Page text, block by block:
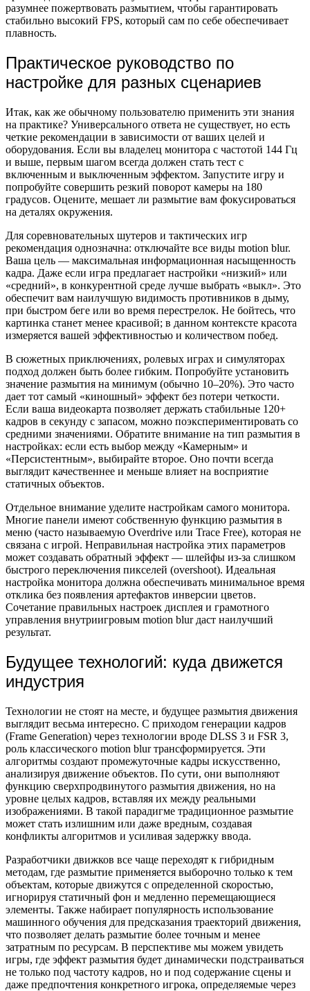
разумнее пожертвовать размытием, чтобы гарантировать
стабильно высокий FPS, который сам по себе обеспечивает
плавность.
Практическое руководство по
настройке для разных сценариев
Итак, как же обычному пользователю применить эти знания
на практике? Универсального ответа не существует, но есть
четкие рекомендации в зависимости от ваших целей и
оборудования. Если вы владелец монитора с частотой 144 Гц
и выше, первым шагом всегда должен стать тест с
включенным и выключенным эффектом. Запустите игру и
попробуйте совершить резкий поворот камеры на 180
градусов. Оцените, мешает ли размытие вам фокусироваться
на деталях окружения.
Для соревновательных шутеров и тактических игр
рекомендация однозначна: отключайте все виды motion blur.
Ваша цель — максимальная информационная насыщенность
кадра. Даже если игра предлагает настройки «низкий» или
«средний», в конкурентной среде лучше выбрать «выкл». Это
обеспечит вам наилучшую видимость противников в дыму,
при быстром беге или во время перестрелок. Не бойтесь, что
картинка станет менее красивой; в данном контексте красота
измеряется вашей эффективностью и количеством побед.
В сюжетных приключениях, ролевых играх и симуляторах
подход должен быть более гибким. Попробуйте установить
значение размытия на минимум (обычно 10–20%). Это часто
дает тот самый «киношный» эффект без потери четкости.
Если ваша видеокарта позволяет держать стабильные 120+
кадров в секунду с запасом, можно поэкспериментировать со
средними значениями. Обратите внимание на тип размытия в
настройках: если есть выбор между «Камерным» и
«Персистентным», выбирайте второе. Оно почти всегда
выглядит качественнее и меньше влияет на восприятие
статичных объектов.
Отдельное внимание уделите настройкам самого монитора.
Многие панели имеют собственную функцию размытия в
меню (часто называемую Overdrive или Trace Free), которая не
связана с игрой. Неправильная настройка этих параметров
может создавать обратный эффект — шлейфы из-за слишком
быстрого переключения пикселей (overshoot). Идеальная
настройка монитора должна обеспечивать минимальное время
отклика без появления артефактов инверсии цветов.
Сочетание правильных настроек дисплея и грамотного
управления внутриигровым motion blur даст наилучший
результат.
Будущее технологий: куда движется
индустрия
Технологии не стоят на месте, и будущее размытия движения
выглядит весьма интересно. С приходом генерации кадров
(Frame Generation) через технологии вроде DLSS 3 и FSR 3,
роль классического motion blur трансформируется. Эти
алгоритмы создают промежуточные кадры искусственно,
анализируя движение объектов. По сути, они выполняют
функцию сверхпродвинутого размытия движения, но на
уровне целых кадров, вставляя их между реальными
изображениями. В такой парадигме традиционное размытие
может стать излишним или даже вредным, создавая
конфликты алгоритмов и усиливая задержку ввода.
Разработчики движков все чаще переходят к гибридным
методам, где размытие применяется выборочно только к тем
объектам, которые движутся с определенной скоростью,
игнорируя статичный фон и медленно перемещающиеся
элементы. Также набирает популярность использование
машинного обучения для предсказания траекторий движения,
что позволяет делать размытие более точным и менее
затратным по ресурсам. В перспективе мы можем увидеть
игры, где эффект размытия будет динамически подстраиваться
не только под частоту кадров, но и под содержание сцены и
даже предпочтения конкретного игрока, определяемые через